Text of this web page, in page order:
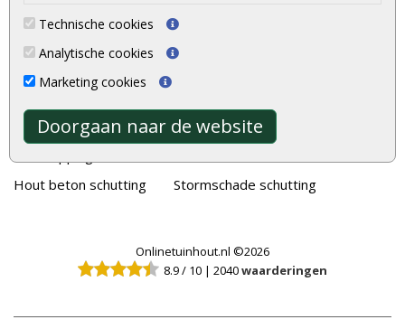
Technische cookies
Analytische cookies
Marketing cookies
Doorgaan naar de website
Blokhutten
Hout beton schutting
Aanbiedingen
Stormschade schutting
Onlinetuinhout.nl ©2026
8.9/ 10 | 2040waarderingen